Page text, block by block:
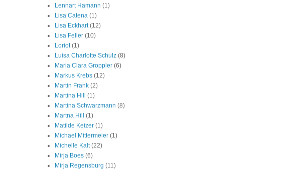
Lennart Hamann (1)
Lisa Catena (1)
Lisa Eckhart (12)
Lisa Feller (10)
Loriot (1)
Luisa Charlotte Schulz (8)
Maria Clara Groppler (6)
Markus Krebs (12)
Martin Frank (2)
Martina Hill
(1)
Martina Schwarzmann (8)
Martna Hill
(1)
Matilde Keizer (1)
Michael Mittermeier (1)
Michelle Kalt (22)
Mirja Boes (6)
Mirja Regensburg (11)